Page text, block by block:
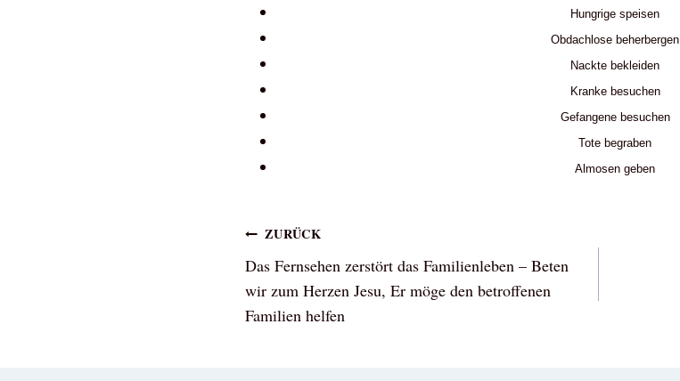
Hungrige speisen
Obdachlose beherbergen
Nackte bekleiden
Kranke besuchen
Gefangene besuchen
Tote begraben
Almosen geben
Beitragsnavigation
ZURÜCK
Das Fernsehen zerstört das Familienleben – Beten
wir zum Herzen Jesu, Er möge den betroffenen
Familien helfen